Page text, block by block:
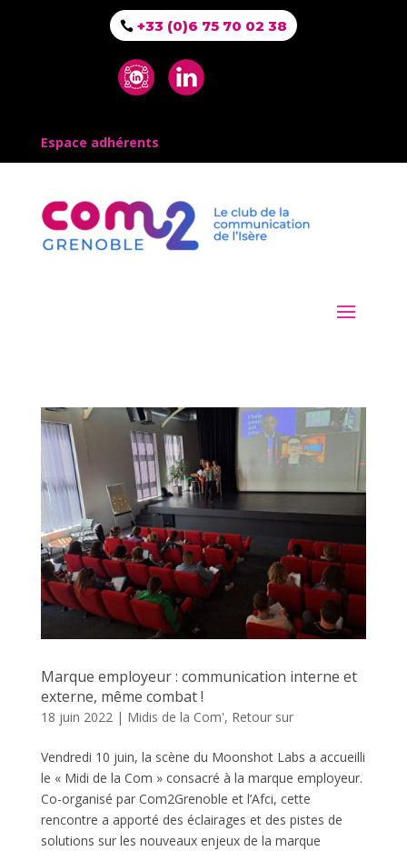
+33 (0)6 75 70 02 38
Espace adhérents
Marque employeur : communication interne et
externe, même combat !
18 juin 2022| Midis de la Com', Retour sur
Vendredi 10 juin, la scène du Moonshot Labs a accueilli
le « Midi de la Com » consacré à la marque employeur.
Co-organisé par Com2Grenoble et l’Afci, cette
rencontre a apporté des éclairages et des pistes de
solutions sur les nouveaux enjeux de la marque